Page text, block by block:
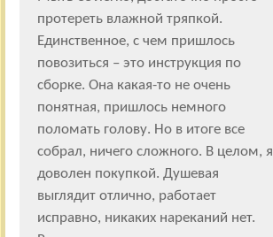
протереть влажной тряпкой.
Единственное, с чем пришлось
повозиться – это инструкция по
сборке. Она какая-то не очень
понятная, пришлось немного
поломать голову. Но в итоге все
собрал, ничего сложного. В целом, я
доволен покупкой. Душевая
выглядит отлично, работает
исправно, никаких нареканий нет.